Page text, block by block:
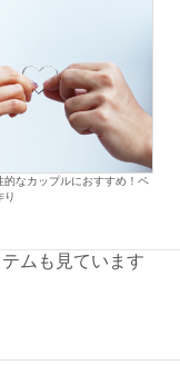
的なカップルにおすすめ！ペ
り
ムも見ています